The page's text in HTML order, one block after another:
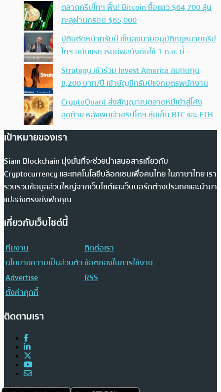
ตลาดคริปโทฯ ฟื้น! Bitcoin ยื้อแถว $64,700 ลุ้น
ทะลุผ่านกรอบ $65,000
ปูตินตัดหน้าทรัมป์ เซ็นลงนามอนุมัติกฎหมายคริป
โทฯ ฉบับแรก เริ่มมีผลบังคับใช้ 1 ก.ย. นี้
Strategy เข้าร่วม Invest America สมทบทุน
8,200 บาท/ปี เข้าบัญชีทรัมป์แจกบุตรพนักงาน
CryptoQuant ส่งสัญญาณตลาดหมีเข้าสู่โค้ง
สุดท้าย หลังพบเจ้าคริปโทฯ ซุ่มเก็บ BTC และ ETH
เป้าหมายของเรา
Siam Blockchain มุ่งมั่นที่จะช่วยนำเสนอสารเกี่ยวกับ
Cryptocurrency และเทคโนโลยีบล็อกเชนเพื่อคนไทย ในภาษาไทย เรา
รวบรวมข้อมูลส่วนใหญ่จากเว็บไซต์และเว็บบอร์ดต่างประเทศและนำมา
แปลส่งตรงถึงฟีดคุณ
เกี่ยวกับเว็บไซต์นี้
ทีมงาน
ติดต่อเรา
นโยบายความเป็นส่วนตัวข้อตกลงในการใช้งาน
Advertise
RSS
ตั้งค่าคุกกี้
ติดตามเรา